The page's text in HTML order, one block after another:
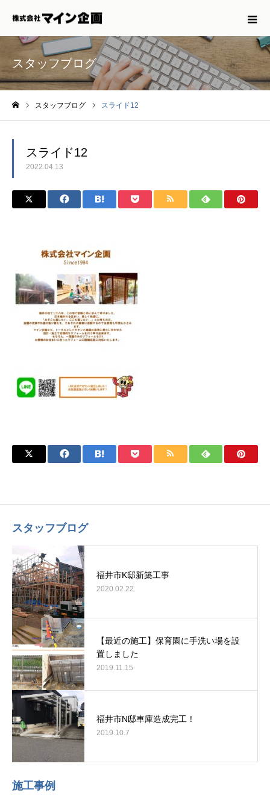
スタッフブログ
スタッフブログ スライド12
スライド12
2022.04.13
スタッフブログ
福井市K邸新築工事
2020.02.22
【最近の施工】保育園に手洗い場を設
置しました
2019.11.15
福井市N邸車庫造成完工！
2019.10.7
施工事例